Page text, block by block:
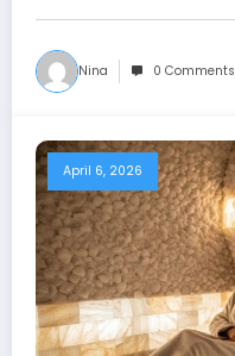
Nina 0 Comments
April 6, 2026